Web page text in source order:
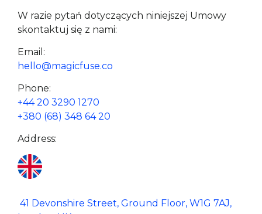
W razie pytań dotyczących niniejszej Umowy
skontaktuj się z nami:
hello@magicfuse.co
+44 20 3290 1270
+380 (68) 348 64 20
Address: